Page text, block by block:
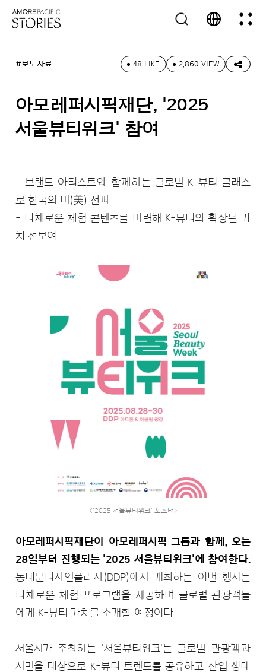
#보도자료 48 LIKE 2,860 VIEW
아모레퍼시픽재단, '2025
서울뷰티위크' 참여
- 브랜드 아티스트와 함께하는 글로벌 K-뷰티 클래스
로 한국의 미(美) 전파
- 다채로운 체험 콘텐츠를 마련해 K-뷰티의 확장된 가
치 선보여
<'2025 서울뷰티위크' 포스터>
아모레퍼시픽재단이 아모레퍼시픽 그룹과 함께, 오는
28일부터 진행되는 '2025 서울뷰티위크'에 참여한다.
동대문디자인플라자(DDP)에서 개최하는 이번 행사는
다채로운 체험 프로그램을 제공하며 글로벌 관광객들
에게 K-뷰티 가치를 소개할 예정이다.
서울시가 주최하는 '서울뷰티위크'는 글로벌 관광객과
시민을 대상으로 K-뷰티 트렌드를 공유하고 산업 생태